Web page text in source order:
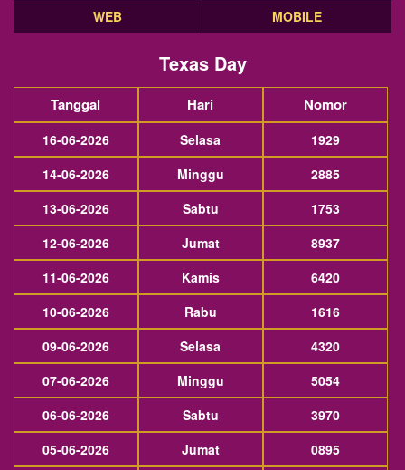
WEB
MOBILE
Texas Day
Tanggal Hari Nomor
16-06-2026 Selasa
1929
14-06-2026
Minggu
2885
13-06-2026
Sabtu
1753
12-06-2026
Jumat
8937
11-06-2026
Kamis
6420
10-06-2026
Rabu
1616
09-06-2026
Selasa
4320
07-06-2026
Minggu
5054
06-06-2026
Sabtu
3970
05-06-2026
Jumat 0895